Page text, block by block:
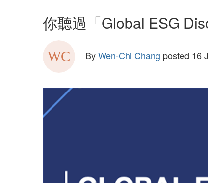
你聽過「Global ESG
ByWen-Chi Chang posted 16